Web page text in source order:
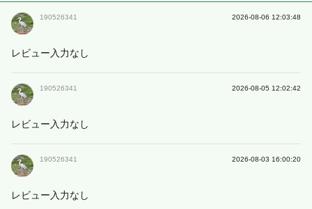
190526341 2026-08-06 12:03:48
レビュー入力なし
190526341 2026-08-05 12:02:42
レビュー入力なし
190526341 2026-08-03 16:00:20
レビュー入力なし